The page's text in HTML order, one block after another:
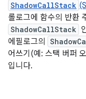
ShadowCallStack
롤로그에 함수의 반환
ShadowCallStack
에필로그의
어쓰기(예: 스택 버퍼
입니다.